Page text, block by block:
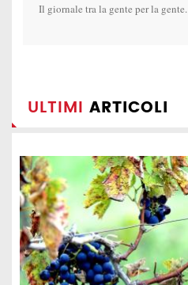
Il giornale tra la gente per la gente.
ULTIMI ARTICOLI